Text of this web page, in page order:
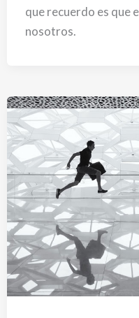
que recuerdo es que
nosotros.